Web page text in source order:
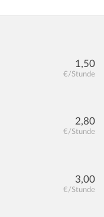
1,50
€/Stunde
2,80
€/Stunde
3,00
€/Stunde